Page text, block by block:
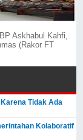
Askhabul Kahfi,
(Rakor FT
Tidak Ada
Kolaboratif